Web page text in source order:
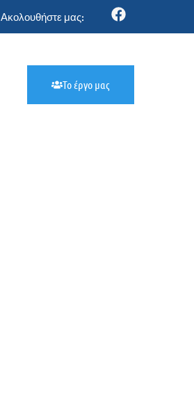
Ακολουθήστε μας:
Το έργο μας